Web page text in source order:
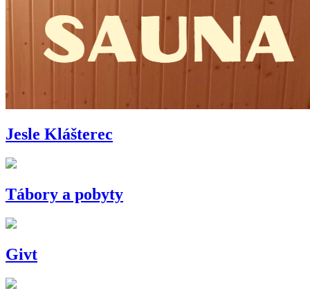
Jesle Klášterec
Tábory a pobyty
Givt